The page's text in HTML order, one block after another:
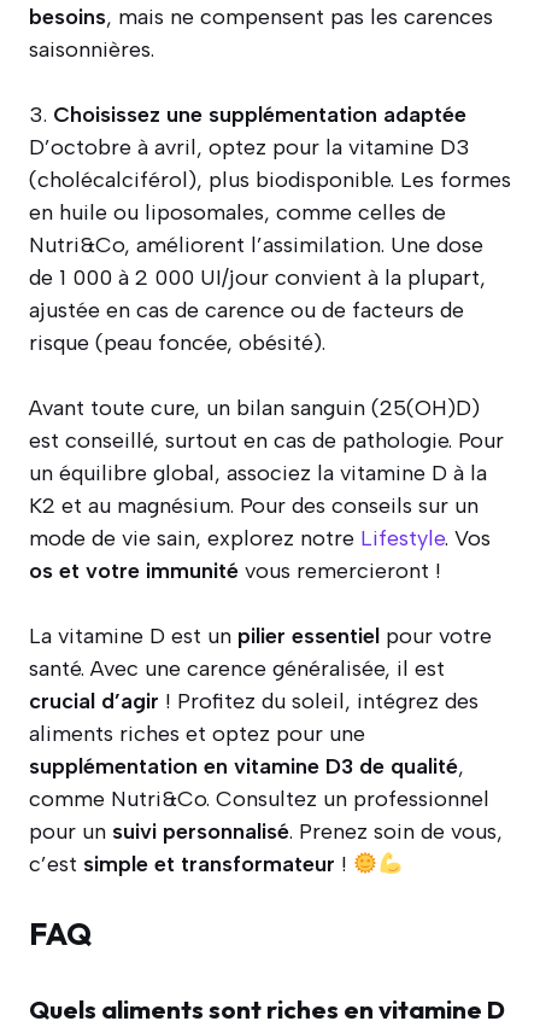
besoins, mais ne compensent pas les carences
saisonnières.
3. Choisissez une supplémentation adaptée
D’octobre à avril, optez pour la vitamine D3
(cholécalciférol), plus biodisponible. Les formes
en huile ou liposomales, comme celles de
Nutri&Co, améliorent l’assimilation. Une dose
de 1 000 à 2 000 UI/jour convient à la plupart,
ajustée en cas de carence ou de facteurs de
risque (peau foncée, obésité).
Avant toute cure, un bilan sanguin (25(OH)D)
est conseillé, surtout en cas de pathologie. Pour
un équilibre global, associez la vitamine D à la
K2 et au magnésium. Pour des conseils sur un
mode de vie sain, explorez notre Lifestyle. Vos
os et votre immunité vous remercieront !
La vitamine D est un pilier essentiel pour votre
santé. Avec une carence généralisée, il est
crucial d’agir ! Profitez du soleil, intégrez des
aliments riches et optez pour une
supplémentation en vitamine D3 de qualité,
comme Nutri&Co. Consultez un professionnel
pour un suivi personnalisé. Prenez soin de vous,
c’est simple et transformateur !
FAQ
Quels aliments sont riches en vitamine D